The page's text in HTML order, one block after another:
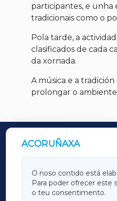
participantes, e unha
tradicionais como o
Pola tarde, a
clasificados de cada
da xornada.
A música e a
prolongar o
ACORUÑAXA
O noso contido está
Para poder ofrecer este
o teu consentimento.
OUTROS
GALICIAXA
AMARIÑAXA
OURENSEXA